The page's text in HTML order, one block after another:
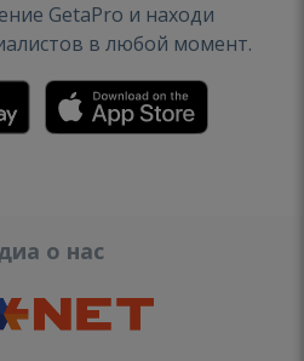
GetaPro и находи
в любой момент.
о нас